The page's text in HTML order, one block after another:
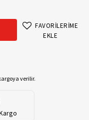
FAVORİLERİME
EKLE
verilir.